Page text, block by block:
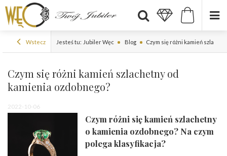
Wstecz Jesteś tu: Jubiler Węc Blog Czym się różni kamień
Czym się różni kamień szlachetny od
kamienia ozdobnego?
2022-10-06
Czym różni się kamień szlachetny
o kamienia ozdobnego? Na czym
polega klasyfikacja?